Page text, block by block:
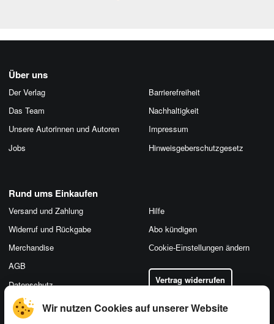
Wir nutzen Cookies auf unserer Website
Über uns
Der Verlag
Das Team
Unsere Autorinnen und Autoren
Jobs
Barrierefreiheit
Nachhaltigkeit
Impressum
Hinweis­geber­schutz­gesetz
Rund ums Einkaufen
Versand und Zahlung
Widerruf und Rückgabe
Merchandise
AGB
Datenschutz
Hilfe
Abo kündigen
Cookie-Einstellungen ändern
Vertrag widerrufen